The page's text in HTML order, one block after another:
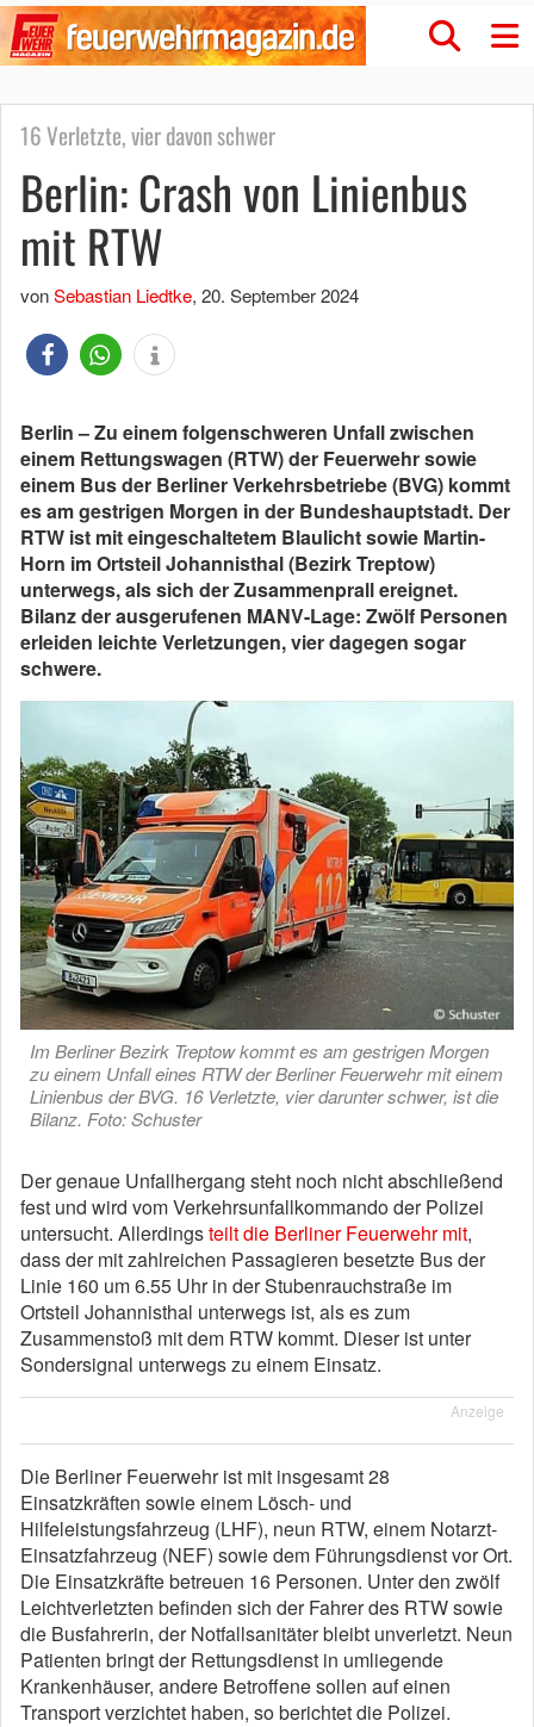
16 Verletzte, vier davon schwer
Berlin: Crash von Linienbus
mit RTW
vonSebastian Liedtke, 20. September 2024
Berlin – Zu einem folgenschweren Unfall zwischen
einem Rettungswagen (RTW) der Feuerwehr sowie
einem Bus der Berliner Verkehrsbetriebe (BVG) kommt
es am gestrigen Morgen in der Bundeshauptstadt. Der
RTW ist mit eingeschaltetem Blaulicht sowie Martin-
Horn im Ortsteil Johannisthal (Bezirk Treptow)
unterwegs, als sich der Zusammenprall ereignet.
Bilanz der ausgerufenen MANV-Lage: Zwölf Personen
erleiden leichte Verletzungen, vier dagegen sogar
schwere.
Im Berliner Bezirk Treptow kommt es am gestrigen Morgen
zu einem Unfall eines RTW der Berliner Feuerwehr mit einem
Linienbus der BVG. 16 Verletzte, vier darunter schwer, ist die
Bilanz. Foto: Schuster
Der genaue Unfallhergang steht noch nicht abschließend
fest und wird vom Verkehrsunfallkommando der Polizei
untersucht. Allerdingsteilt die Berliner Feuerwehr mit,
dass der mit zahlreichen Passagieren besetzte Bus der
Linie 160 um 6.55 Uhr in der Stubenrauchstraße im
Ortsteil Johannisthal unterwegs ist, als es zum
Zusammenstoß mit dem RTW kommt. Dieser ist unter
Sondersignal unterwegs zu einem Einsatz.
Anzeige
Die Berliner Feuerwehr ist mit insgesamt 28
Einsatzkräften sowie einem Lösch- und
Hilfeleistungsfahrzeug (LHF), neun RTW, einem Notarzt-
Einsatzfahrzeug (NEF) sowie dem Führungsdienst vor Ort.
Die Einsatzkräfte betreuen 16 Personen. Unter den zwölf
Leichtverletzten befinden sich der Fahrer des RTW sowie
die Busfahrerin, der Notfallsanitäter bleibt unverletzt. Neun
Patienten bringt der Rettungsdienst in umliegende
Krankenhäuser, andere Betroffene sollen auf einen
Transport verzichtet haben, so berichtet die Polizei.